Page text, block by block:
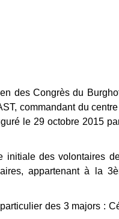
des Congrès du
commandant du
le 29 octobre 2015
initiale des volontaires
appartenant à la
des 3 majors :